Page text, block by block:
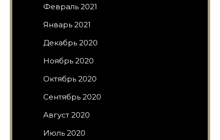
Февраль 2021
Январь 2021
Декабрь 2020
Ноябрь 2020
Октябрь 2020
Сентябрь 2020
Август 2020
Июль 2020